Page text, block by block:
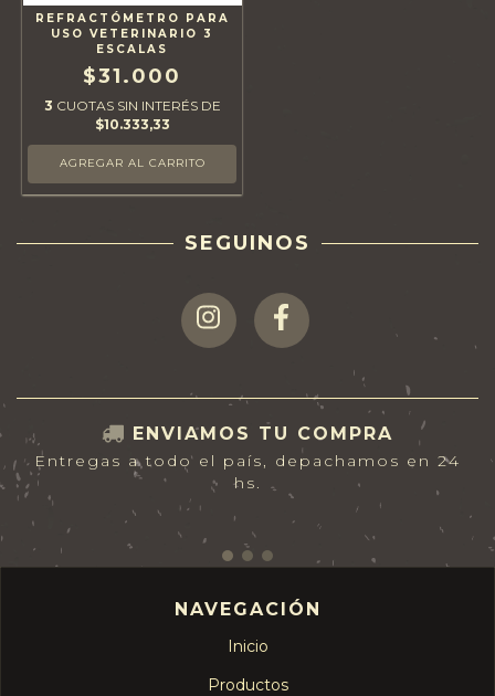
REFRACTÓMETRO PARA
USO VETERINARIO 3
ESCALAS
$31.000
3 CUOTAS SIN INTERÉS DE
$10.333,33
SEGUINOS
ENVIAMOS TU COMPRA
Entregas a todo el país, depachamos en 24
hs.
NAVEGACIÓN
Inicio
Productos